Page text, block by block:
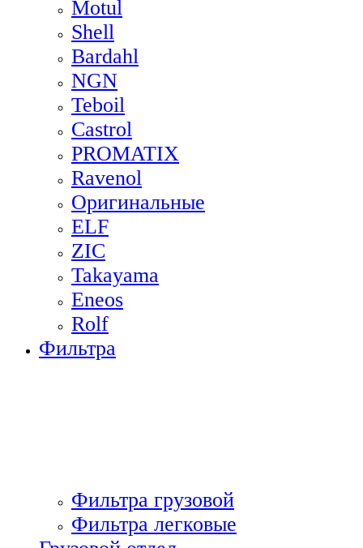
Motul
Shell
Bardahl
NGN
Teboil
Castrol
PROMATIX
Ravenol
Оригинальные
ELF
ZIC
Takayama
Eneos
Rolf
Фильтра
Фильтра грузовой
Фильтра легковые